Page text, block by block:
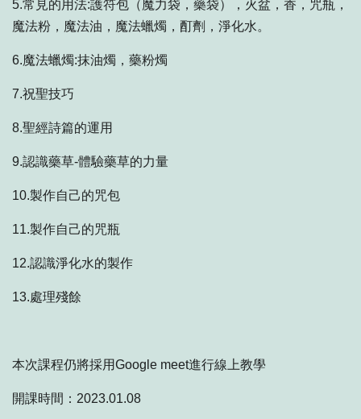
5.常見的用法:護符包（魔力袋，藥袋），火盆，香，咒瓶，
魔法粉，魔法油，魔法蠟燭，酊劑，淨化水。
6.魔法蠟燭:抹油燭，藥粉燭
7.祝聖技巧
8.聖經詩篇的運用
9.認識藥草-體驗藥草的力量
10.製作自己的咒包
11.製作自己的咒瓶
12.認識淨化水的製作
13.處理殘餘
本次課程仍將採用Google meet進行線上教學
開課時間：2023.01.08